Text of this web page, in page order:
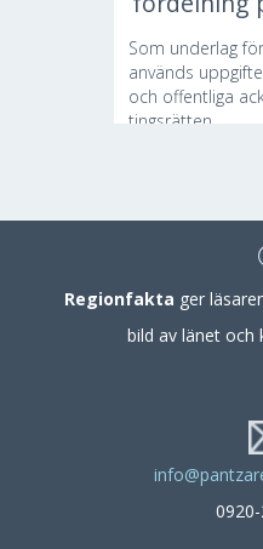
Som underlag
används
och offentliga
tingsrätten....
Regionfakta ger
bild av länet och